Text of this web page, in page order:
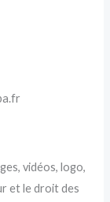
vidéos, logo,
et le droit des